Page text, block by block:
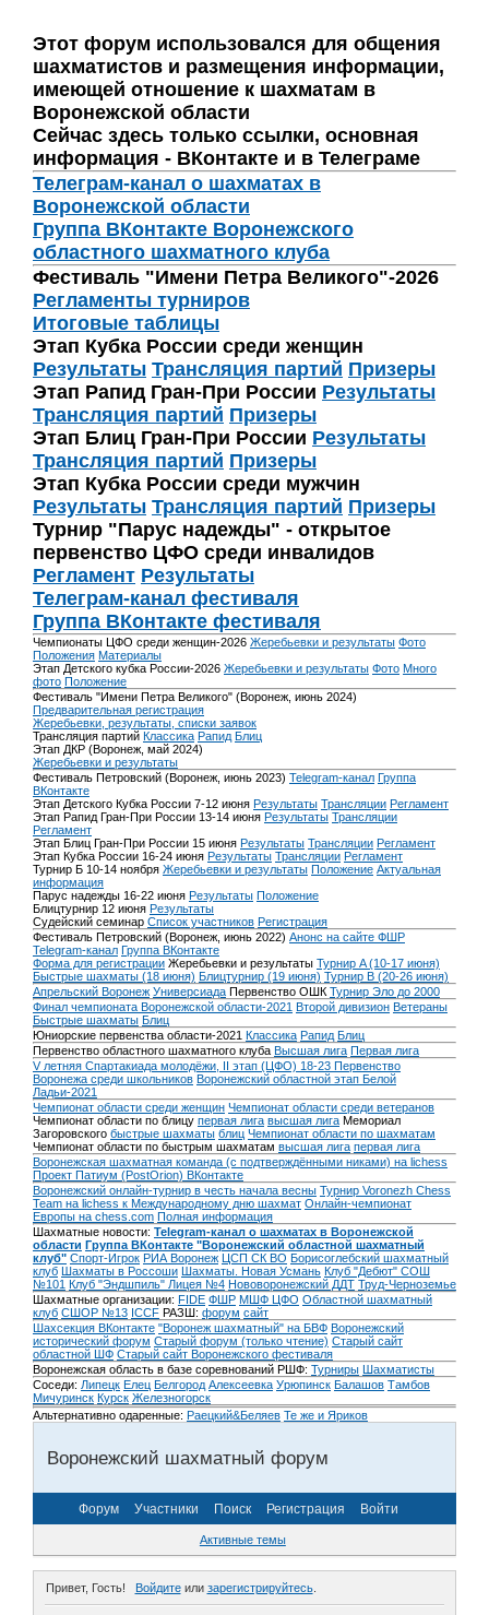
Этот форум использовался для общения
шахматистов и размещения информации,
имеющей отношение к шахматам в
Воронежской области
Сейчас здесь только ссылки, основная
информация - ВКонтакте и в Телеграме
Телеграм-канал о шахматах в
Воронежской области
Группа ВКонтакте Воронежского
областного шахматного клуба
Фестиваль "Имени Петра Великого"-2026
Регламенты турниров
Итоговые таблицы
Этап Кубка России среди женщин
Результаты Трансляция партий Призеры
Этап Рапид Гран-При России Результаты
Трансляция партий Призеры
Этап Блиц Гран-При России Результаты
Трансляция партий Призеры
Этап Кубка России среди мужчин
Результаты Трансляция партий Призеры
Турнир "Парус надежды" - открытое
первенство ЦФО среди инвалидов
Регламент Результаты
Телеграм-канал фестиваля
Группа ВКонтакте фестиваля
Чемпионаты ЦФО среди женщин-2026 Жеребьевки и результаты Фото
Положения Материалы
Этап Детского кубка России-2026 Жеребьевки и результаты Фото Много
фото Положение
Фестиваль "Имени Петра Великого" (Воронеж, июнь 2024)
Предварительная регистрация
Жеребьевки, результаты, списки заявок
Трансляция партий Классика Рапид Блиц
Этап ДКР (Воронеж, май 2024)
Жеребьевки и результаты
Фестиваль Петровский (Воронеж, июнь 2023) Telegram-канал Группа
ВКонтакте
Этап Детского Кубка России 7-12 июня Результаты Трансляции Регламент
Этап Рапид Гран-При России 13-14 июня Результаты Трансляции
Регламент
Этап Блиц Гран-При России 15 июня Результаты Трансляции Регламент
Этап Кубка России 16-24 июня Результаты Трансляции Регламент
Турнир Б 10-14 ноября Жеребьевки и результаты Положение Актуальная
информация
Парус надежды 16-22 июня Результаты Положение
Блицтурнир 12 июня Результаты
Судейский семинар Список участников Регистрация
Фестиваль Петровский (Воронеж, июнь 2022) Анонс на сайте ФШР
Telegram-канал Группа ВКонтакте
Форма для регистрации Жеребьевки и результаты Турнир A (10-17 июня)
Быстрые шахматы (18 июня) Блицтурнир (19 июня) Турнир B (20-26 июня)
Апрельский Воронеж Универсиада Первенство ОШК Турнир Эло до 2000
Финал чемпионата Воронежской области-2021 Второй дивизион Ветераны
Быстрые шахматы Блиц
Юниорские первенства области-2021 Классика Рапид Блиц
Первенство областного шахматного клуба Высшая лига Первая лига
V летняя Спартакиада молодёжи, II этап (ЦФО) 18-23 Первенство
Воронежа среди школьников Воронежский областной этап Белой
Ладьи-2021
Чемпионат области среди женщин Чемпионат области среди ветеранов
Чемпионат области по блицу первая лига высшая лига Мемориал
Загоровского быстрые шахматы блиц Чемпионат области по шахматам
Чемпионат области по быстрым шахматам высшая лига первая лига
Воронежская шахматная команда (с подтверждёнными никами) на lichess
Проект Патиум (PostOrion) ВКонтакте
Воронежский онлайн-турнир в честь начала весны Турнир Voronezh Chess
Team на lichess к Международному дню шахмат Онлайн-чемпионат
Европы на chess.com Полная информация
Шахматные новости: Telegram-канал о шахматах в Воронежской
области Группа ВКонтакте "Воронежский областной шахматный
клуб" Спорт-Игрок РИА Воронеж ЦСП СК ВО Борисоглебский шахматный
клуб Шахматы в Россоши Шахматы. Новая Усмань Клуб "Дебют" СОШ
№101 Клуб "Эндшпиль" Лицея №4 Нововоронежский ДДТ Труд-Черноземье
Шахматные организации: FIDE ФШР МШФ ЦФО Областной шахматный
клуб СШОР №13 ICCF РАЗШ: форум сайт
Шахсекция ВКонтакте "Воронеж шахматный" на БВФ Воронежский
исторический форум Cтарый форум (только чтение) Старый сайт
областной ШФ Старый сайт Воронежского фестиваля
Воронежская область в базе соревнований РШФ: Турниры Шахматисты
Соседи: Липецк Елец Белгород Алексеевка Урюпинск Балашов Тамбов
Мичуринск Курск Железногорск
Альтернативно одаренные: Раецкий&Беляев Те же и Яриков
Воронежский шахматный форум
Форум Участники Поиск Регистрация Войти
Активные темы
Привет, Гость! Войдитеили зарегистрируйтесь.